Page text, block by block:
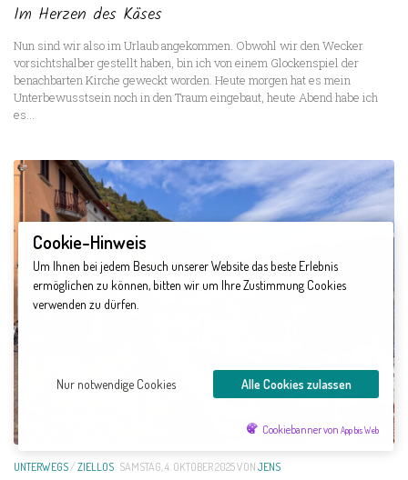
Im Herzen des Käses
Nun sind wir also im Urlaub angekommen. Obwohl wir den Wecker
vorsichtshalber gestellt haben, bin ich von einem Glockenspiel der
benachbarten Kirche geweckt worden. Heute morgen hat es mein
Unterbewusstsein noch in den Traum eingebaut, heute Abend habe ich
es...
UNTERWEGS/ZIELLOS SAMSTAG, 4. OKTOBER 2025VONJENS
Cookie-Hinweis
Um Ihnen bei jedem Besuch unserer Website das beste Erlebnis
ermöglichen zu können, bitten wir um Ihre Zustimmung Cookies
verwenden zu dürfen.
Nur notwendige Cookies Alle Cookies zulassen
Cookiebanner von App bis Web